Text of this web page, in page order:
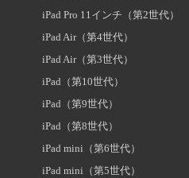
iPad Pro 11インチ（第2世代）
iPad Air（第4世代）
iPad Air（第3世代）
iPad（第10世代）
iPad（第9世代）
iPad（第8世代）
iPad mini（第6世代）
iPad mini（第5世代）